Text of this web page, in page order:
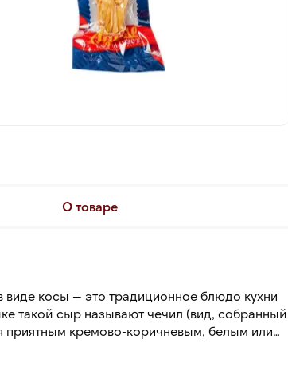
О товаре
виде косы — это традиционное блюдо кухни
такой сыр называют чечил (вид,
приятным кремово-коричневым, белым или